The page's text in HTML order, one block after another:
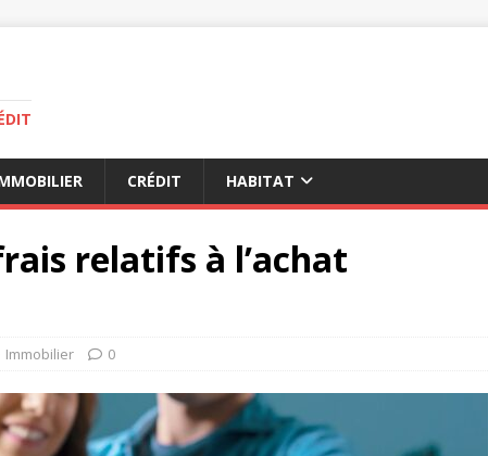
CRÉDIT HABITAT
relatifs à l’achat
Immobilier 0